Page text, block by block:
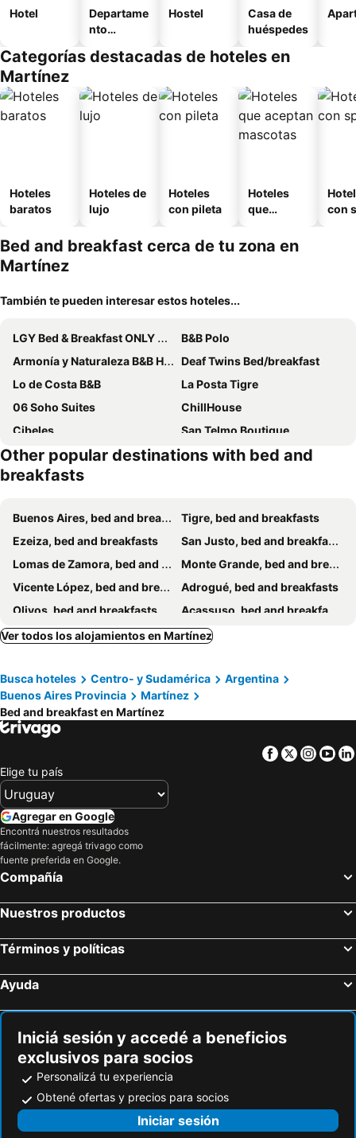
Hotel
Departame
nto
Hostel
Casa de
huéspedes
Categorías destacadas de hoteles en
Martínez
Hoteles
baratos
Hoteles de
lujo
Hoteles
con pileta
Hoteles
que
mascotas
con
Bed and breakfast cerca de tu zona en
Martínez
También te pueden interesar estos hoteles...
LGY Bed & Breakfast ONLY MEN
B&B Polo
Armonía y Naturaleza B&B Hostería Exclusiva
Deaf Twins Bed/breakfast
Lo de Costa B&B
La Posta Tigre
06 Soho Suites
ChillHouse
Cibeles
San Telmo Boutique
Other popular destinations with bed and
breakfasts
Buenos Aires, bed and breakfasts
Tigre, bed and breakfasts
Ezeiza, bed and breakfasts
San Justo, bed and breakfasts
Lomas de Zamora, bed and breakfasts
Monte Grande, bed and breakfasts
Vicente López, bed and breakfasts
Adrogué, bed and breakfasts
Olivos, bed and breakfasts
Acassuso, bed and breakfasts
Don Torcuato, bed and breakfasts
Caseros, bed and breakfasts
Quilmes, bed and breakfasts
Ver todos los alojamientos en Martínez
Busca hoteles Centro- y Sudamérica
Argentina
Buenos Aires Provincia
Martínez
Bed and breakfast en Martínez
Facebook
Twitter
Elige tu país
Agregar en Google
Encontrá nuestros resultados
fácilmente: agregá trivago como
fuente preferida en Google.
Compañía
Nuestros productos
Términos y políticas
Ayuda
Iniciá sesión y accedé a beneficios
exclusivos para socios
Personalizá tu experiencia
Obtené ofertas y precios para socios
Iniciar sesión